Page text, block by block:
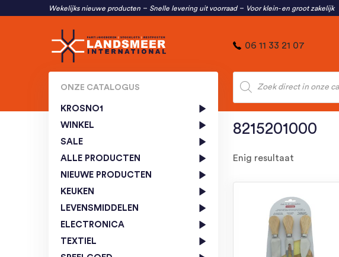
Wekelijks nieuwe producten Snelle levering uit voorraad Voor klein- en groot zakelijk
06 11 33 21 07
Producten
zoeken
ONZE CATALOGUS
KROSNO1
WINKEL
SALE
ALLE PRODUCTEN
NIEUWE PRODUCTEN
KEUKEN
LEVENSMIDDELEN
ELECTRONICA
TEXTIEL
8215201000
Enig resultaat